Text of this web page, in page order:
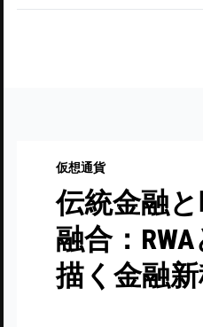
仮想通貨
伝統金融
融合：
描く金融